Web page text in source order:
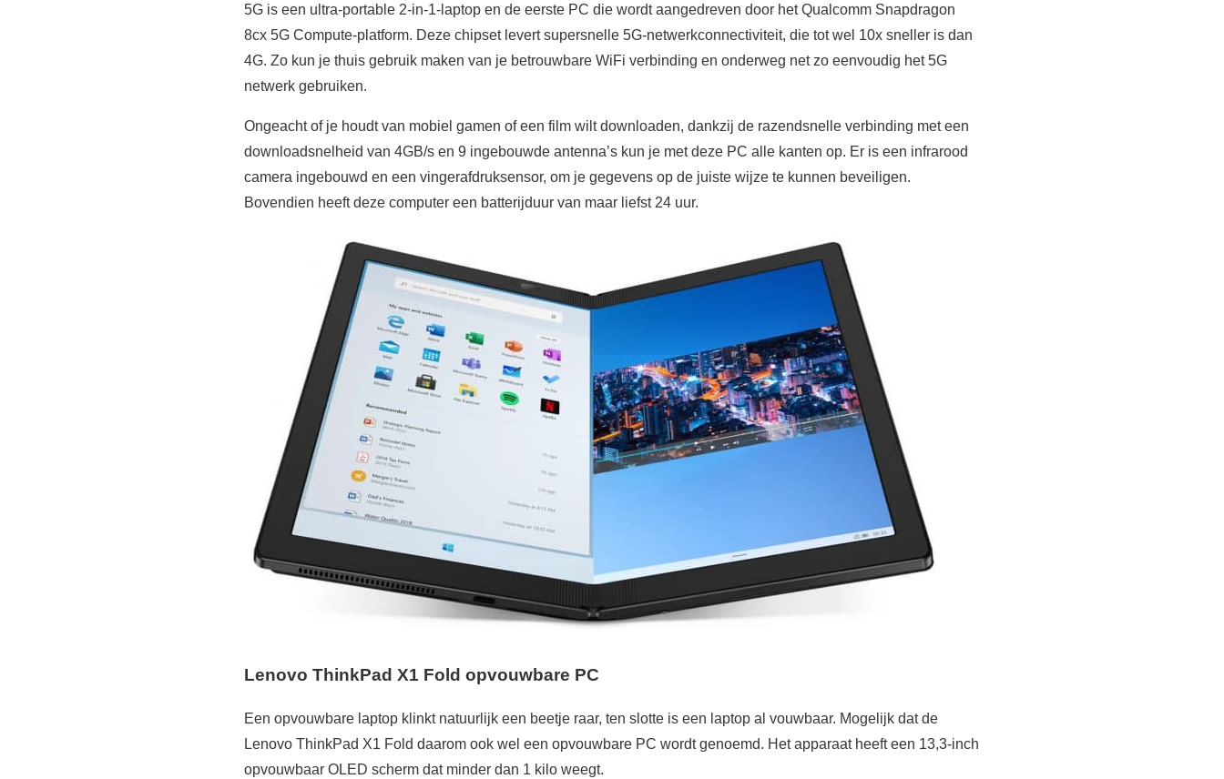
5G is een ultra-portable 2-in-1-laptop en de eerste PC die wordt aangedreven door het Qualcomm Snapdragon
8cx 5G Compute-platform. Deze chipset levert supersnelle 5G-netwerkconnectiviteit, die tot wel 10x sneller is dan
4G. Zo kun je thuis gebruik maken van je betrouwbare WiFi verbinding en onderweg net zo eenvoudig het 5G
netwerk gebruiken.
Ongeacht of je houdt van mobiel gamen of een film wilt downloaden, dankzij de razendsnelle verbinding met een
downloadsnelheid van 4GB/s en 9 ingebouwde antenna’s kun je met deze PC alle kanten op. Er is een infrarood
camera ingebouwd en een vingerafdruksensor, om je gegevens op de juiste wijze te kunnen beveiligen.
Bovendien heeft deze computer een batterijduur van maar liefst 24 uur.
Lenovo ThinkPad X1 Fold opvouwbare PC
Een opvouwbare laptop klinkt natuurlijk een beetje raar, ten slotte is een laptop al vouwbaar. Mogelijk dat de
Lenovo ThinkPad X1 Fold daarom ook wel een opvouwbare PC wordt genoemd. Het apparaat heeft een 13,3-inch
opvouwbaar OLED scherm dat minder dan 1 kilo weegt.